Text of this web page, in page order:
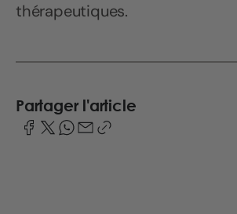
thérapeutiques.
Partager l'article